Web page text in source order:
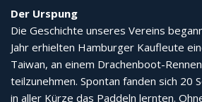
Der Urspung
Die Geschichte unseres Vereins
Jahr erhielten Hamburger Kaufleute
Taiwan, an einem Drachenboot-
teilzunehmen. Spontan fanden sich 20
in aller Kürze das Paddeln lernten.